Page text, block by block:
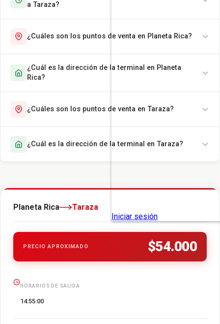
a Taraza?
¿Cuáles son los puntos de venta en Planeta Rica?
¿Cuál es la dirección de la terminal en Planeta
Rica?
¿Cuáles son los puntos de venta en Taraza?
¿Cuál es la dirección de la terminal en Taraza?
Planeta Rica Taraza
PRECIO APROXIMADO $54.000
HORARIOS DE SALIDA
14:55:00